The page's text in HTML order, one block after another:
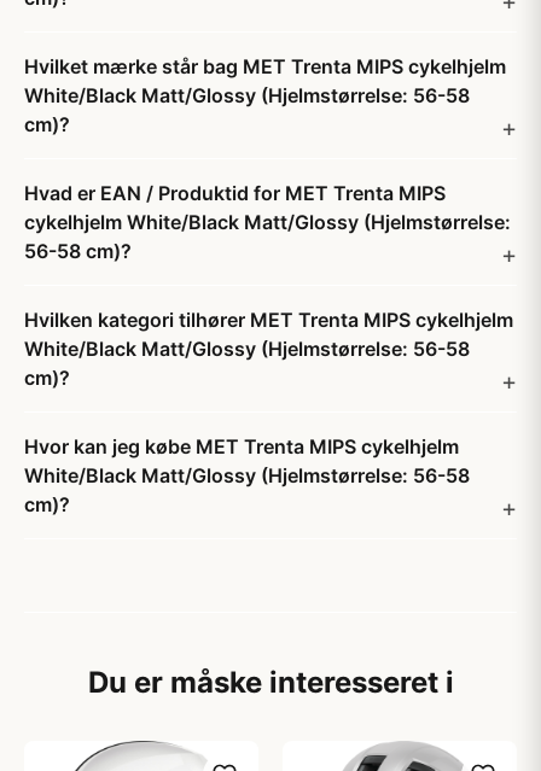
Hvilket mærke står bag MET Trenta MIPS cykelhjelm
White/Black Matt/Glossy (Hjelmstørrelse: 56-58
cm)?
Hvad er EAN / Produktid for MET Trenta MIPS
cykelhjelm White/Black Matt/Glossy (Hjelmstørrelse:
56-58 cm)?
Hvilken kategori tilhører MET Trenta MIPS cykelhjelm
White/Black Matt/Glossy (Hjelmstørrelse: 56-58
cm)?
Hvor kan jeg købe MET Trenta MIPS cykelhjelm
White/Black Matt/Glossy (Hjelmstørrelse: 56-58
cm)?
Du er måske interesseret i